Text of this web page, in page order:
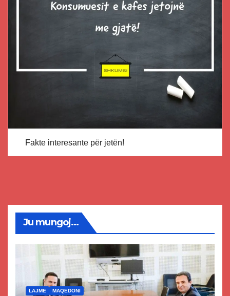
Fakte interesante për jetën!
Ju mungoj...
LAJME MAQEDONI